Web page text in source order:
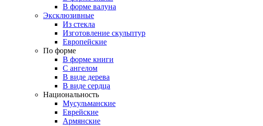
В форме валуна
Эксклюзивные
Из стекла
Изготовление скульптур
Европейские
По форме
В форме книги
С ангелом
В виде дерева
В виде сердца
Национальность
Мусульманские
Еврейские
Армянские